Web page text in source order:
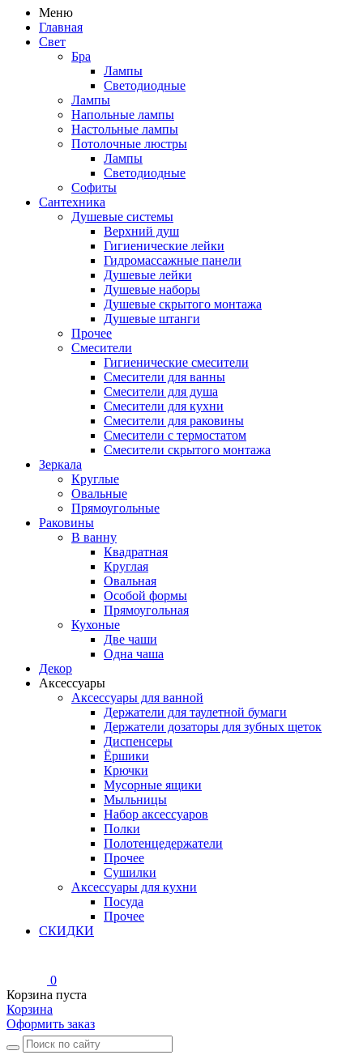
Меню
Главная
Свет
Бра
Лампы
Светодиодные
Лампы
Напольные лампы
Настольные лампы
Потолочные люстры
Лампы
Светодиодные
Софиты
Сантехника
Душевые системы
Верхний душ
Гигиенические лейки
Гидромассажные панели
Душевые лейки
Душевые наборы
Душевые скрытого монтажа
Душевые штанги
Прочее
Смесители
Гигиенические смесители
Смесители для ванны
Смесители для душа
Смесители для кухни
Смесители для раковины
Смесители с термостатом
Смесители скрытого монтажа
Зеркала
Круглые
Овальные
Прямоугольные
Раковины
В ванну
Квадратная
Круглая
Овальная
Особой формы
Прямоугольная
Кухоные
Две чаши
Одна чаша
Декор
Аксессуары
Аксессуары для ванной
Держатели для таулетной бумаги
Держатели дозаторы для зубных щеток
Диспенсеры
Ёршики
Крючки
Мусорные ящики
Мыльницы
Набор аксессуаров
Полки
Полотенцедержатели
Прочее
Сушилки
Аксессуары для кухни
Посуда
Прочее
СКИДКИ
0
Корзина пуста
Корзина
Оформить заказ